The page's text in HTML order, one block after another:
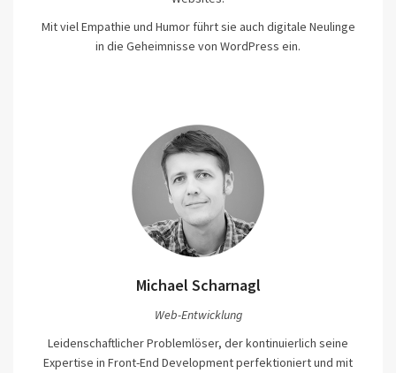
Mit viel Empathie und Humor führt sie auch digitale Neulinge
in die Geheimnisse von WordPress ein.
Michael Scharnagl
Web-Entwicklung
Leidenschaftlicher Problemlöser, der kontinuierlich seine
Expertise in Front-End Development perfektioniert und mit